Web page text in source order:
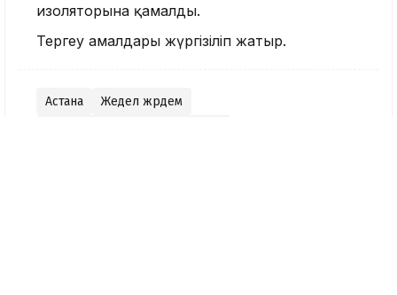
изоляторына қамалды.
Тергеу амалдары жүргізіліп жатыр.
Астана
Жедел жәрдем